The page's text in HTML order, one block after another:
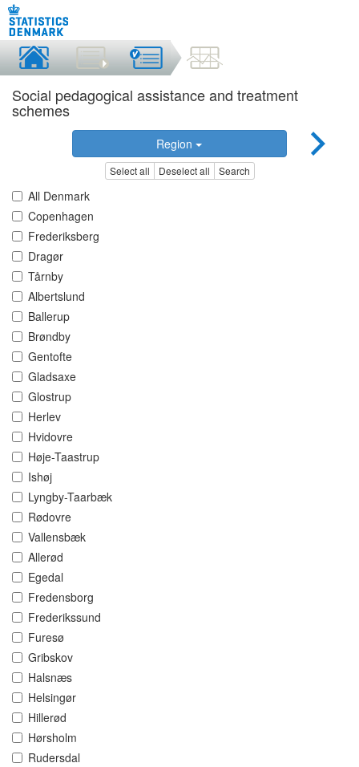
Social pedagogical assistance and treatment
schemes
Region
Select all Deselect all Search
All Denmark
Copenhagen
Frederiksberg
Dragør
Tårnby
Albertslund
Ballerup
Brøndby
Gentofte
Gladsaxe
Glostrup
Herlev
Hvidovre
Høje-Taastrup
Ishøj
Lyngby-Taarbæk
Rødovre
Vallensbæk
Allerød
Egedal
Fredensborg
Frederikssund
Furesø
Gribskov
Halsnæs
Helsingør
Hillerød
Hørsholm
Rudersdal